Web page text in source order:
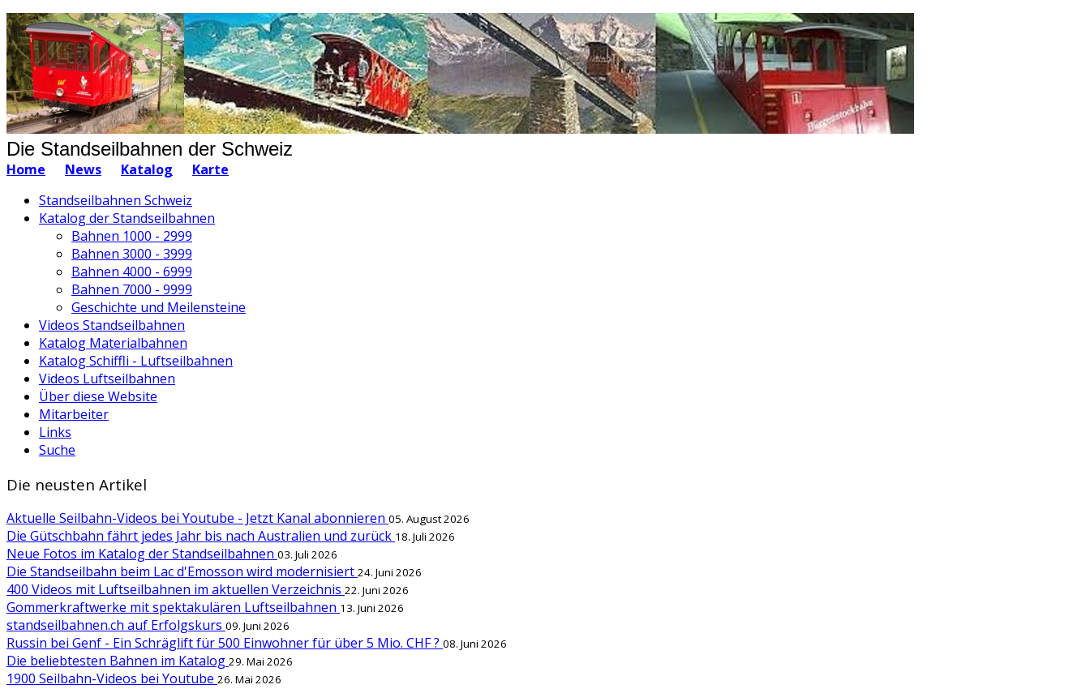
Die Standseilbahnen der Schweiz
Home News Katalog
Karte
Standseilbahnen Schweiz
Katalog der Standseilbahnen
Bahnen 1000 - 2999
Bahnen 3000 - 3999
Bahnen 4000 - 6999
Bahnen 7000 - 9999
Geschichte und Meilensteine
Videos Standseilbahnen
Katalog Materialbahnen
Katalog Schiffli - Luftseilbahnen
Videos Luftseilbahnen
Über diese Website
Mitarbeiter
Links
Suche
Die neusten Artikel
Aktuelle Seilbahn-Videos bei Youtube - Jetzt Kanal abonnieren 05. August 2026
Die Gütschbahn fährt jedes Jahr bis nach Australien und zurück 18. Juli 2026
Neue Fotos im Katalog der Standseilbahnen 03. Juli 2026
Die Standseilbahn beim Lac d'Emosson wird modernisiert 24. Juni 2026
400 Videos mit Luftseilbahnen im aktuellen Verzeichnis 22. Juni 2026
Gommerkraftwerke mit spektakulären Luftseilbahnen 13. Juni 2026
standseilbahnen.ch auf Erfolgskurs 09. Juni 2026
Russin bei Genf - Ein Schräglift für 500 Einwohner für über 5 Mio. CHF ? 08. Juni 2026
Die beliebtesten Bahnen im Katalog 29. Mai 2026
1900 Seilbahn-Videos bei Youtube 26. Mai 2026